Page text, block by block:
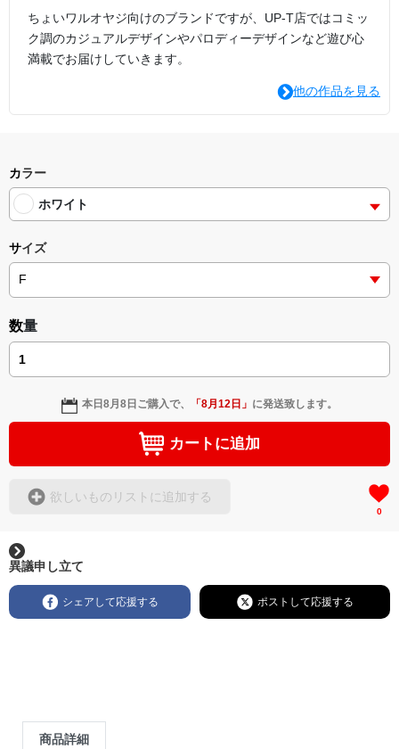
ちょいワルオヤジ向けのブランドですが、UP-T店ではコミッ
ク調のカジュアルデザインやパロディーデザインなど遊び心
満載でお届けしていきます。
他の作品を見る
カラー
ホワイト
サイズ
数量
本日8月8日 ご購入で、 「8月12日 」 に発送致します。
カートに追加
欲しいものリストに追加する
0
異議申し立て
シェアして応援する ポストして応援する
商品詳細